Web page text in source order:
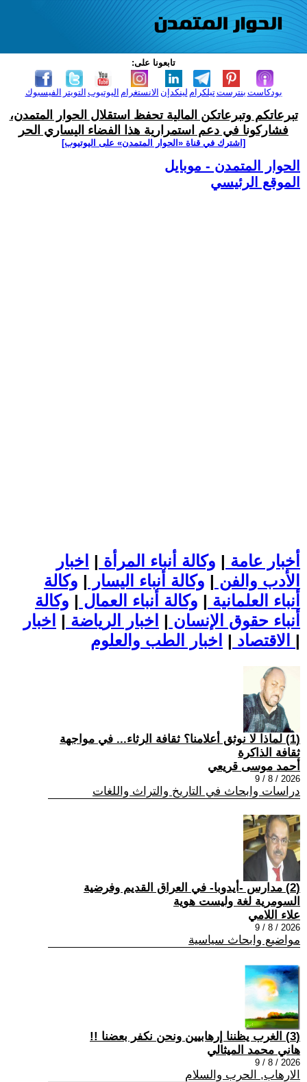
تابعونا على:
الفيسبوك التويتر اليوتيوب الانستغرام لينكدإن تيلكرامبنترست بودكاست
تبرعاتكم وتبرعاتكن المالية تحفظ استقلال الحوار المتمدن،
فشاركونا في دعم استمرارية هذا الفضاء اليساري الحر
[اشترك في قناة ‫«الحوار المتمدن» على اليوتيوب]
الحوار المتمدن - موبايل
الموقع الرئيسي
أخبار عامة | وكالة أنباء المرأة | اخبار
الأدب والفن | وكالة أنباء اليسار | وكالة
أنباء العلمانية | وكالة أنباء العمال | وكالة
أنباء حقوق الإنسان | اخبار الرياضة | اخبار
الاقتصاد | |
(1) لماذا لا نوثق أعلامنا؟ ثقافة الرثاء... في مواجهة
ثقافة الذاكرة
أحمد موسى قريعي
2026 / 8 / 9
دراسات وابحاث في التاريخ والتراث واللغات
(2) مدارس -أيدوبا- في العراق القديم وفرضية
السومرية لغة وليست هوية
علاء اللامي
2026 / 8 / 9
مواضيع وابحاث سياسية
(3) الغرب يظننا إرهابيين ونحن نكفر بعضنا !!
هاني محمد الميثالي
2026 / 8 / 9
الارهاب, الحرب والسلام